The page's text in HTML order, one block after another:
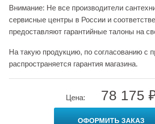
Внимание: Не все производители
сервисные центры в России и
предоставляют гарантийные талоны на
На такую продукцию, по согласованию с
распространяется гарантия магазина.
Цена: 78 175
ОФОРМИТЬ ЗАКАЗ